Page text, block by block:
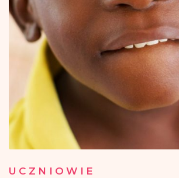
UCZNIOWIE